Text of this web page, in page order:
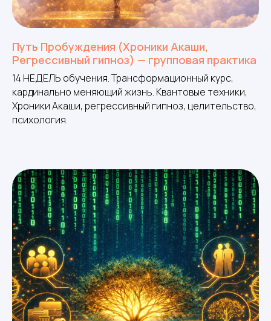
Путь Пробуждения (Хроники Акаши,
Регрессивный гипноз) — групповая практика
14 НЕДЕЛЬ обучения. Трансформационный курс,
кардинально меняющий жизнь. Квантовые техники,
Хроники Акаши, регрессивный гипноз, целительство,
психология.